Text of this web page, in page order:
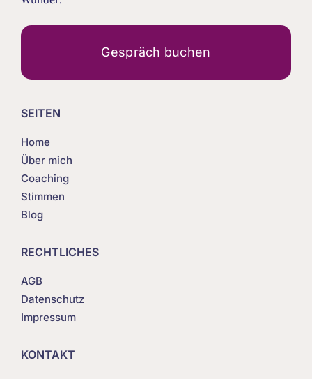
Gespräch buchen
SEITEN
Home
Über mich
Coaching
Stimmen
Blog
RECHTLICHES
AGB
Datenschutz
Impressum
KONTAKT